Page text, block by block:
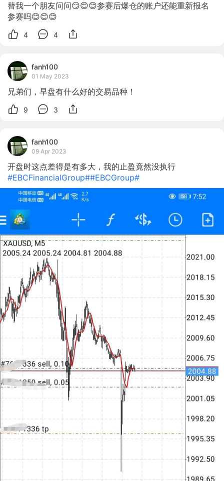
替我一个朋友问问😏😊😊参赛后爆仓的账户还能重新报名
参赛吗😊😊😊
4 4
fanh100
01 May 2023
兄弟们，早盘有什么好的交易品种！
9 3
fanh100
09 Apr 2023
开盘时这点差得是有多大，我的止盈竟然没执行
#EBCFinancialGroup##EBCGroup#